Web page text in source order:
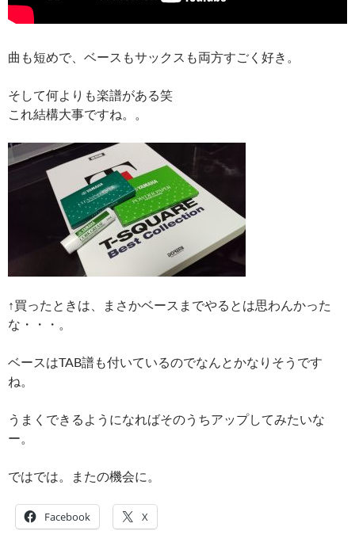
曲も短めで、ベースもサックスも両方すごく好き。
そして何よりも楽譜がある笑
これ結構大事ですね。。
↑買ったときは、まさかベースまでやるとは思わんかった
な・・・。
ベースはTAB譜も付いているのでなんとかなりそうです
ね。
うまくできるようになればそのうちアップしてみたいな
ー。
ではでは。またの機会に。
Facebook X